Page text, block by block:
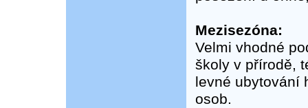
Mezisezóna:
Velmi vhodné
školy v přírodě,
levné ubytování
osob.